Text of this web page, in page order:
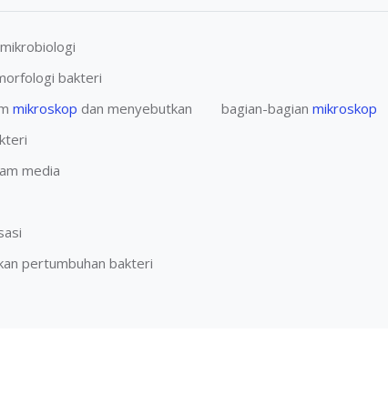
bakteri
mikroskop dan menyebutkan bagian-bagian mikroskop
media
pertumbuhan bakteri